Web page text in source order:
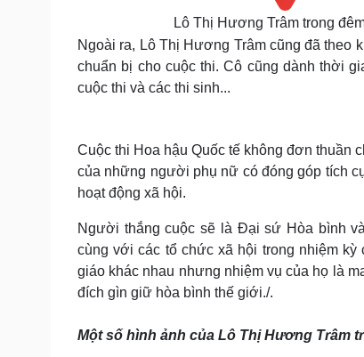
Lô Thị Hương Trâm trong
Ngoài ra, Lô Thị Hương Trâm cũng đã theo
chuẩn bị cho cuộc thi. Cô cũng dành thời
cuộc thi và các thi sinh...
Cuộc thi Hoa hậu Quốc tế không đơn thuần
của những người phụ nữ có đóng góp tích
hoạt động xã hội.
Người thắng cuộc sẽ là Đại sứ Hòa bình
cùng với các tổ chức xã hội trong nhiệm
giáo khác nhau nhưng nhiệm vụ của họ là
đích gìn giữ hòa bình thế giới./.
Một số hình ảnh của Lô Thị Hương Trâm